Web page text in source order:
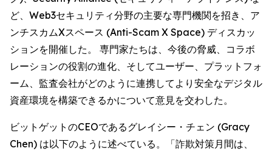
ど、Web3セキュリティ分野の主要な専門機関を招き、ア
ンチスカムXスペース (Anti-Scam X Space) ディスカッ
ションを開催した。 専門家たちは、今後の脅威、コラボ
レーションの役割の進化、そしてユーザー、プラットフォ
ーム、監査会社がどのように連携してより安全なデジタル
資産環境を構築できるかについて意見を交わした。
ビットゲットのCEOであるグレイシー・チェン (Gracy
Chen) は以下のように述べている。「詐欺対策月間は、